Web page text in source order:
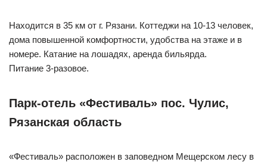
Находится в 35 км от г. Рязани. Коттеджи на 10-13 человек,
дома повышенной комфортности, удобства на этаже и в
номере. Катание на лошадях, аренда бильярда.
Питание 3-разовое.
Парк-отель «Фестиваль» пос. Чулис,
Рязанская область
«Фестиваль» расположен в заповедном Мещерском лесу в